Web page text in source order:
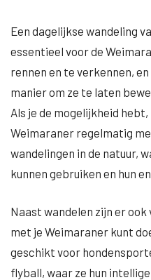
Een dagelijkse wandeling
essentieel voor de
rennen en te verkennen,
manier om ze te laten
Als je de mogelijkheid
Weimaraner regelmatig
wandelingen in de natuur,
kunnen gebruiken en hun
Naast wandelen zijn er
met je Weimaraner kunt
geschikt voor
flyball, waar ze hun